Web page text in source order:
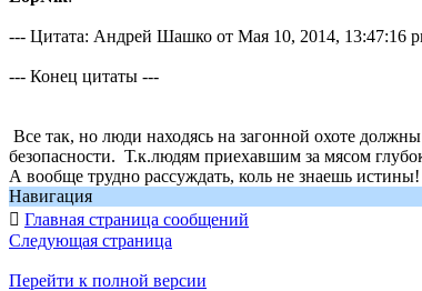
--- Цитата: Андрей Шашко от Мая 10, 2014, 13:47:16
--- Конец цитаты ---
Все так, но люди находясь на загонной охоте
безопасности. Т.к.людям приехавшим за мясом
А вообще трудно рассуждать, коль не знаешь истины!
Навигация
 Главная страница сообщений
Следующая страница
Перейти к полной версии